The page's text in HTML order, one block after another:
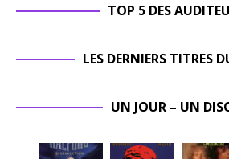
TOP 5 DES
LES DERNIERS TITRES
UN JOUR – UN